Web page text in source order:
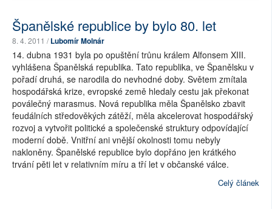
Španělské republice by bylo 80. let
8. 4. 2011 /Lubomír Molnár
14. dubna 1931 byla po opuštění trůnu králem Alfonsem XIII.
vyhlášena Španělská republika. Tato republika, ve Španělsku v
pořadí druhá, se narodila do nevhodné doby. Světem zmítala
hospodářská krize, evropské země hledaly cestu jak překonat
poválečný marasmus. Nová republika měla Španělsko zbavit
feudálních středověkých zátěží, měla akcelerovat hospodářský
rozvoj a vytvořit politické a společenské struktury odpovídající
moderní době. Vnitřní ani vnější okolnosti tomu nebyly
nakloněny. Španělské republice bylo dopřáno jen krátkého
trvání pěti let v relativním míru a tří let v občanské válce.
Celý článek